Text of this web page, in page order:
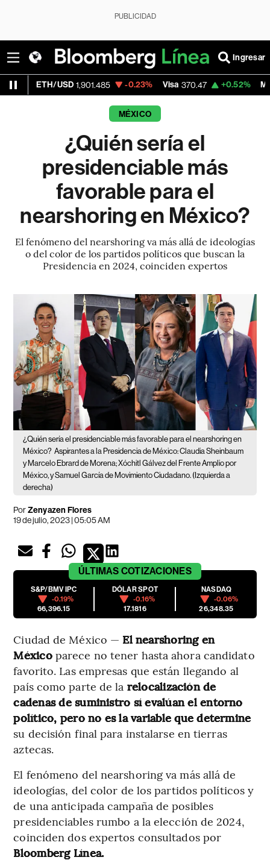
PUBLICIDAD
Ingresar
1,901.485 -0.23% Visa 370.47 +0.52% MercadoLibre
MÉXICO
¿Quién sería el
presidenciable más
favorable para el
nearshoring en México?
El fenómeno del nearshoring va más allá de ideologías
o del color de los partidos políticos que buscan la
Presidencia en 2024, coinciden expertos
¿Quién sería el presidenciable más favorable para el nearshoring en
México? Aspirantes a la Presidencia de México: Claudia Sheinbaum
y Marcelo Ebrard de Morena; Xóchitl Gálvez del Frente Amplio por
México, y Samuel García de Movimiento Ciudadano. (Izquierda a
derecha)
PorZenyazen Flores
19 de julio, 2023 | 05:05 AM
ÚLTIMAS COTIZACIONES
S&P/BMV IPC
-0.19%
66,396.15
DÓLAR SPOT
-0.16%
17.1816
NASDAQ
-0.06%
26,348.35
Ciudad de México — El nearshoring en
Méxicoparece no tener hasta ahora candidato
favorito. Las empresas que están llegando al
país como parte de la relocalización de
cadenas de suministro sí evalúan el entorno
político, pero no es la variable que determine
su decisión final para instalarse en tierras
aztecas.
El fenómeno del nearshoring va más allá de
ideologías, del color de los partidos políticos y
de una anticipada campaña de posibles
presidenciables rumbo a la elección de 2024,
coinciden dos expertos consultados por
Bloomberg Línea.